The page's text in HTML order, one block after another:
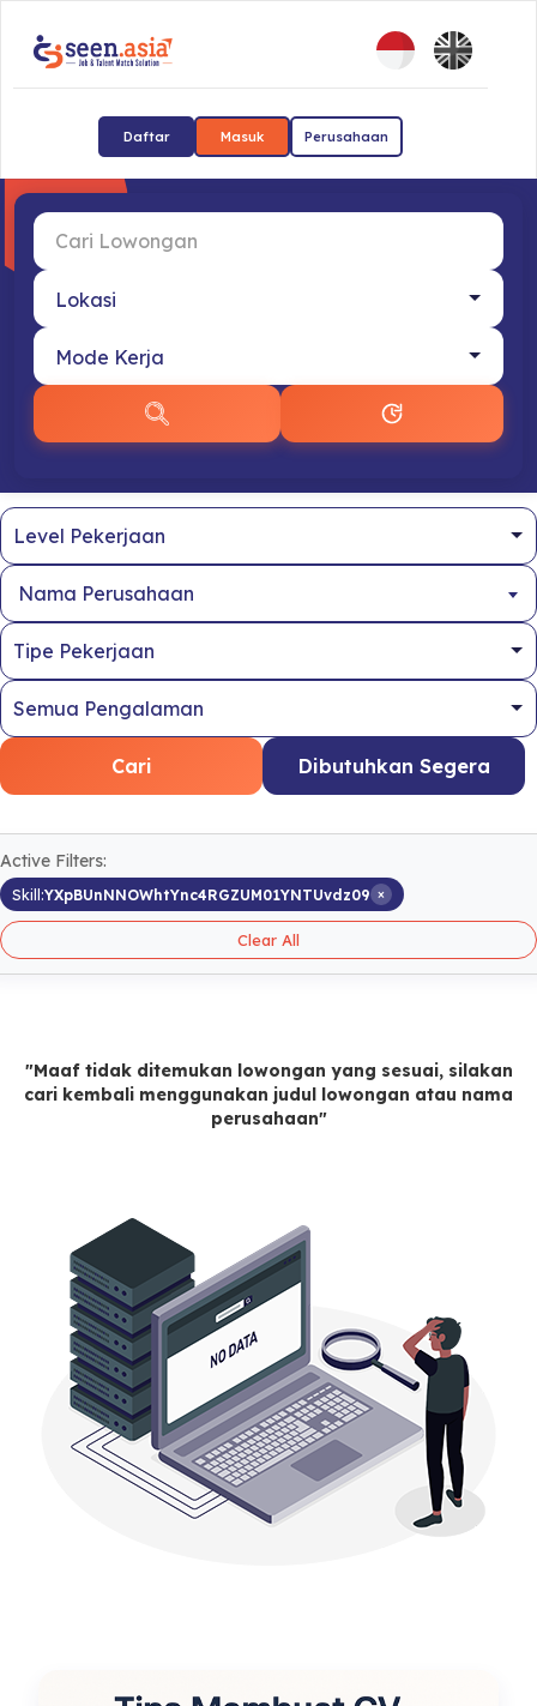
Daftar Masuk Perusahaan
Nama Perusahaan
Cari Dibutuhkan Segera
Active Filters:
Skill:YXpBUnNNOWhtYnc4RGZUM01YNTUvdz09 ×
Clear All
"Maaf tidak ditemukan lowongan yang sesuai, silakan
cari kembali menggunakan judul lowongan atau nama
perusahaan"